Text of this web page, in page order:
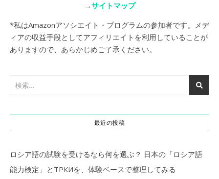
→サイトマップ
*私はAmazonアソシエイト・プログラムの参加者です。メデ
ィアの収益手段としてアフィリエイトを利用していることが
ありますので、あらかじめご了承ください。
最近の投稿
ロシア語の試験を受けるなら何を選ぶ？ 日本の「ロシア語
能力検定」とТРКИを、体験ベースで整理してみる